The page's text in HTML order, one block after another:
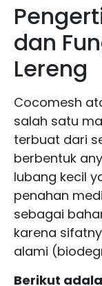
dan
Lereng
Cocomesh
salah satu
terbuat dari
berbentuk
lubang kecil
penahan
sebagai
karena
alami
Berikut